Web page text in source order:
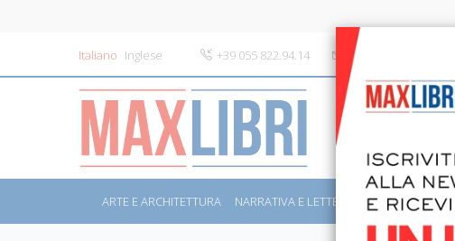
Italiano Inglese +39 055 822.94.14 info@maxlibri.it
ARTE E ARCHITETTURA NARRATIVA E LETTERATURA SAGGISTICA